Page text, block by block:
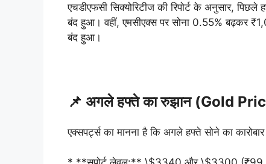
एचडीएफसी सिक्योरिटीज की रिपोर्ट के अनुसार,
बंद हुआ। वहीं, एमसीएक्स पर सोना 0.55% बढ़कर
बंद हुआ।
📌 अगले हफ्ते का रुझान (Gold
एक्सपर्ट्स का मानना है कि अगले हफ्ते सोने का